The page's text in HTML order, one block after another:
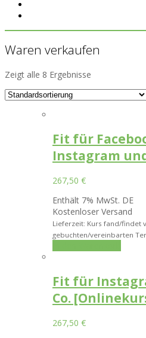
Waren verkaufen
Zeigt alle 8 Ergebnisse
Fit für
Instagram
267,50 €
Enthält 7% MwSt. DE
Kostenloser Versand
Lieferzeit: Kurs fand/findet
gebuchten/vereinbarten
Fit für
Co.
267,50 €